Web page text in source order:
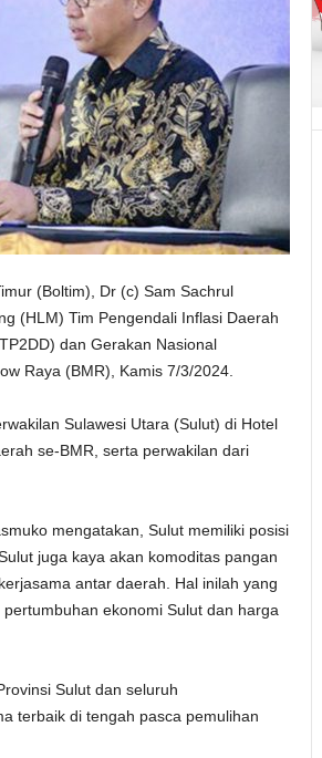
(Boltim), Dr (c) Sam Sachrul
(HLM) Tim Pengendali Inflasi Daerah
dan Gerakan Nasional
Raya (BMR), Kamis 7/3/2024.
Sulawesi Utara (Sulut) di Hotel
se-BMR, serta perwakilan dari
mengatakan, Sulut memiliki posisi
juga kaya akan komoditas pangan
antar daerah. Hal inilah yang
ekonomi Sulut dan harga
Sulut dan seluruh
terbaik di tengah pasca pemulihan